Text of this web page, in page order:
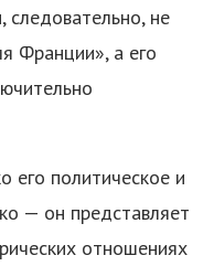
не
Франции», а его
его политическое и
— он представляет
отношениях